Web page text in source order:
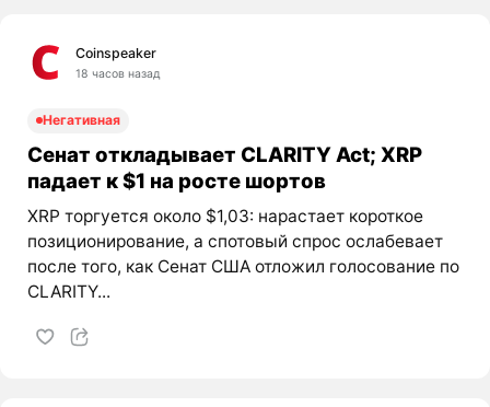
Coinspeaker
18 часов назад
Негативная
Сенат откладывает CLARITY Act; XRP
падает к $1 на росте шортов
XRP торгуется около $1,03: нарастает короткое
позиционирование, а спотовый спрос ослабевает
после того, как Сенат США отложил голосование по
CLARITY...